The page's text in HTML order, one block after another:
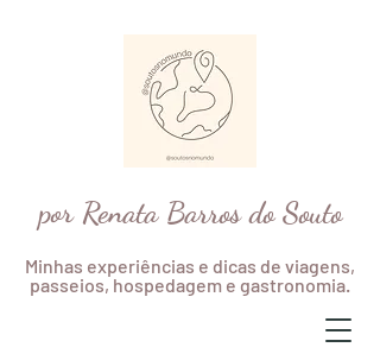
por Renata Barros do Souto
Minhas experiências e dicas de viagens,
passeios, hospedagem e gastronomia.